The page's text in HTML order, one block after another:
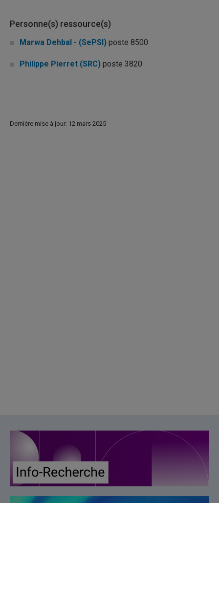
Personne(s) ressource(s)
Marwa Dehbal - (SePSI) poste 8500
Philippe Pierret (SRC) poste 3820
Dernière mise à jour: 12 mars 2025